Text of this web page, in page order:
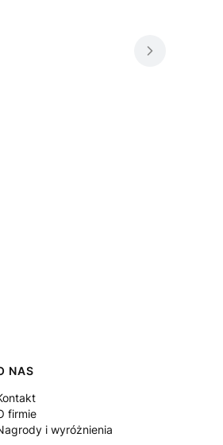
NAS
firmie
i wyróżnienia